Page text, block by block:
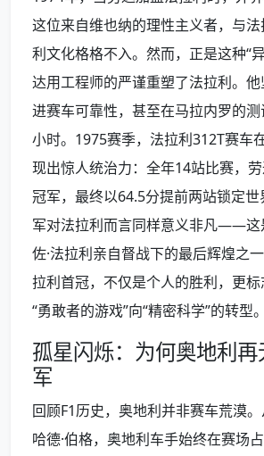
这位来自维也纳的理性主义者，与
利文化格格不入。然而，正是这种“
达用工程师的严谨重塑了法拉利。
进赛车可靠性，甚至在马拉内罗的
小时。1975赛季，法拉利312T赛车
现出惊人统治力：全年14站比赛，
冠军，最终以64.5分提前两站锁定
军对法拉利而言同样意义非凡——这
佐·法拉利亲自督战下的最后辉煌之
拉利首冠，不仅是个人的胜利，更
“勇敢者的游戏”向“精密科学”的转型。
孤星闪烁：为何奥地利
军
回顾F1历史，奥地利并非赛车荒漠
哈德·伯格，奥地利车手始终在赛场